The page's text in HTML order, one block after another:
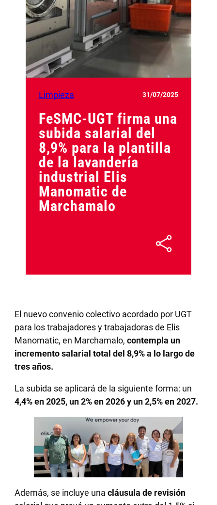
Limpieza 31/07/2025
FeSMC-UGT firma una
subida salarial del
8,9% para la plantilla
de la lavandería
industrial Elis
Manomatic de
Marchamalo
El nuevo convenio colectivo acordado por UGT
para los trabajadores y trabajadoras de Elis
Manomatic, en Marchamalo,contempla un
incremento salarial total del 8,9% a lo largo de
tres años.
La subida se aplicará de la siguiente forma: un
4,4% en 2025, un 2% en 2026 y un 2,5% en 2027.
Además, se incluye unacláusula de revisión